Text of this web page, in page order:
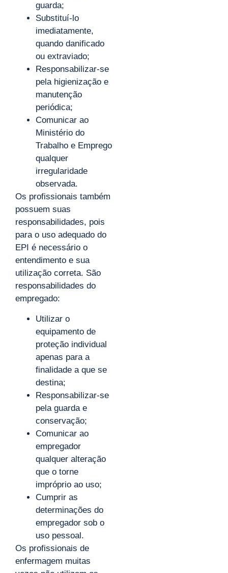
guarda;
Substituí-lo
imediatamente,
quando danificado
ou extraviado;
Responsabilizar-se
pela higienização e
manutenção
periódica;
Comunicar ao
Ministério do
Trabalho e Emprego
qualquer
irregularidade
observada.
Os profissionais também
possuem suas
responsabilidades, pois
para o uso adequado do
EPI é necessário o
entendimento e sua
utilização correta. São
responsabilidades do
empregado:
Utilizar o
equipamento de
proteção individual
apenas para a
finalidade a que se
destina;
Responsabilizar-se
pela guarda e
conservação;
Comunicar ao
empregador
qualquer alteração
que o torne
impróprio ao uso;
Cumprir as
determinações do
empregador sob o
uso pessoal.
Os profissionais de
enfermagem muitas